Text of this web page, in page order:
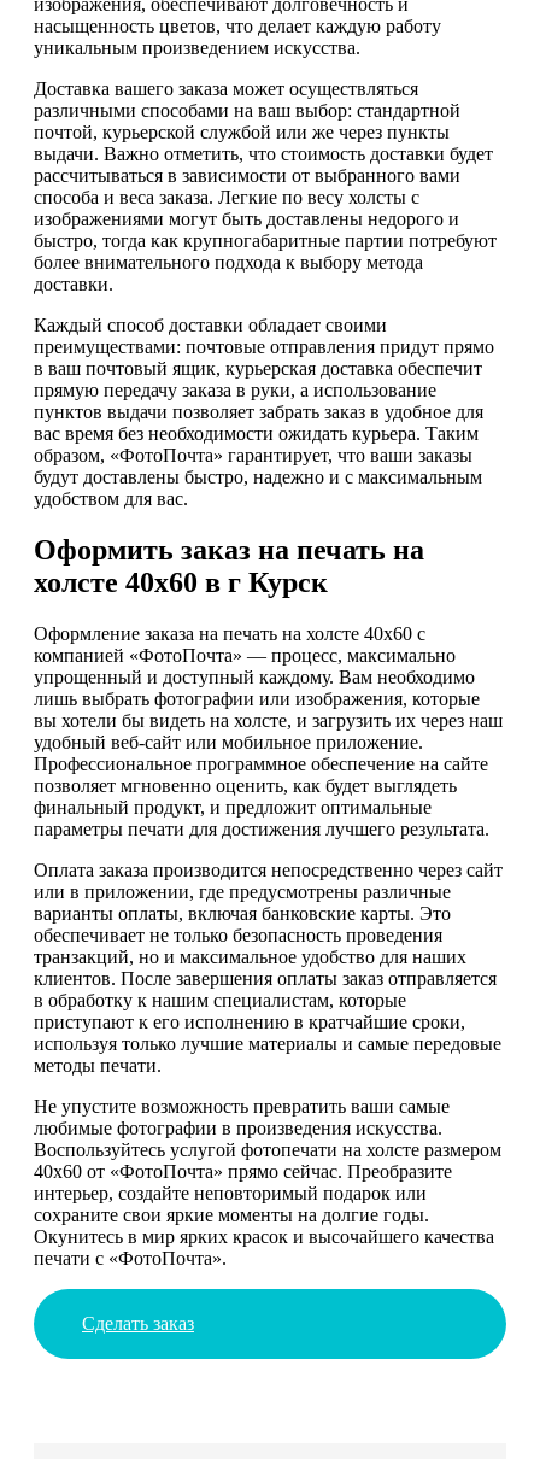
изображения, обеспечивают долговечность и
насыщенность цветов, что делает каждую работу
уникальным произведением искусства.
Доставка вашего заказа может осуществляться
различными способами на ваш выбор: стандартной
почтой, курьерской службой или же через пункты
выдачи. Важно отметить, что стоимость доставки будет
рассчитываться в зависимости от выбранного вами
способа и веса заказа. Легкие по весу холсты с
изображениями могут быть доставлены недорого и
быстро, тогда как крупногабаритные партии потребуют
более внимательного подхода к выбору метода
доставки.
Каждый способ доставки обладает своими
преимуществами: почтовые отправления придут прямо
в ваш почтовый ящик, курьерская доставка обеспечит
прямую передачу заказа в руки, а использование
пунктов выдачи позволяет забрать заказ в удобное для
вас время без необходимости ожидать курьера. Таким
образом, «ФотоПочта» гарантирует, что ваши заказы
будут доставлены быстро, надежно и с максимальным
удобством для вас.
Оформить заказ на печать на
холсте 40х60 в г Курск
Оформление заказа на печать на холсте 40х60 с
компанией «ФотоПочта» — процесс, максимально
упрощенный и доступный каждому. Вам необходимо
лишь выбрать фотографии или изображения, которые
вы хотели бы видеть на холсте, и загрузить их через наш
удобный веб-сайт или мобильное приложение.
Профессиональное программное обеспечение на сайте
позволяет мгновенно оценить, как будет выглядеть
финальный продукт, и предложит оптимальные
параметры печати для достижения лучшего результата.
Оплата заказа производится непосредственно через сайт
или в приложении, где предусмотрены различные
варианты оплаты, включая банковские карты. Это
обеспечивает не только безопасность проведения
транзакций, но и максимальное удобство для наших
клиентов. После завершения оплаты заказ отправляется
в обработку к нашим специалистам, которые
приступают к его исполнению в кратчайшие сроки,
используя только лучшие материалы и самые передовые
методы печати.
Не упустите возможность превратить ваши самые
любимые фотографии в произведения искусства.
Воспользуйтесь услугой фотопечати на холсте размером
40х60 от «ФотоПочта» прямо сейчас. Преобразите
интерьер, создайте неповторимый подарок или
сохраните свои яркие моменты на долгие годы.
Окунитесь в мир ярких красок и высочайшего качества
печати с «ФотоПочта».
Сделать заказ